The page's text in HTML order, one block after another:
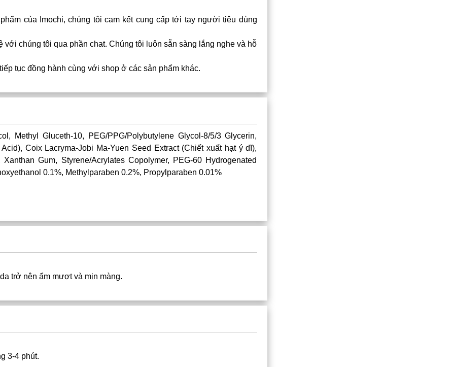
của Imochi, chúng tôi cam kết cung cấp tới tay người tiêu dùng
với chúng tôi qua phần chat. Chúng tôi luôn sẵn sàng lắng nghe và hỗ
tục đồng hành cùng với shop ở các sản phẩm khác.
Methyl Gluceth-10, PEG/PPG/Polybutylene Glycol-8/5/3 Glycerin,
Coix Lacryma-Jobi Ma-Yuen Seed Extract (Chiết xuất hạt ý dĩ),
Gum, Styrene/Acrylates Copolymer, PEG-60 Hydrogenated
0.1%, Methylparaben 0.2%, Propylparaben 0.01%
trở nên ẩm mượt và mịn màng.
3-4 phút.